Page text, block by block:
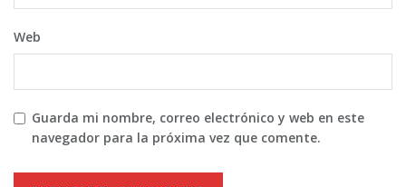
Web
Guarda mi nombre, correo electrónico y web en este
navegador para la próxima vez que comente.